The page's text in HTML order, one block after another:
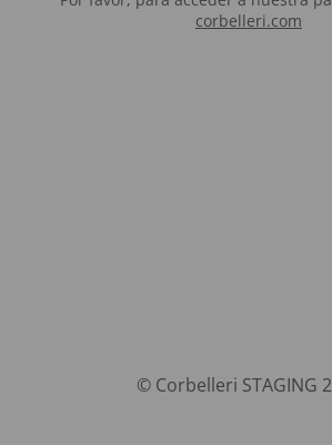
corbelleri.com
© Corbelleri STAGING